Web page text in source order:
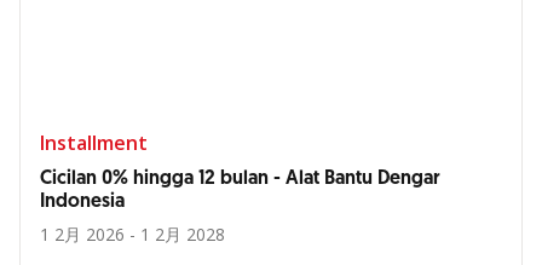
Installment
Cicilan 0% hingga 12 bulan - Alat Bantu Dengar
Indonesia
1 2月 2026 - 1 2月 2028